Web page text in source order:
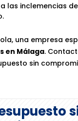
las inclemencias
una empresa
en Málaga.
sin